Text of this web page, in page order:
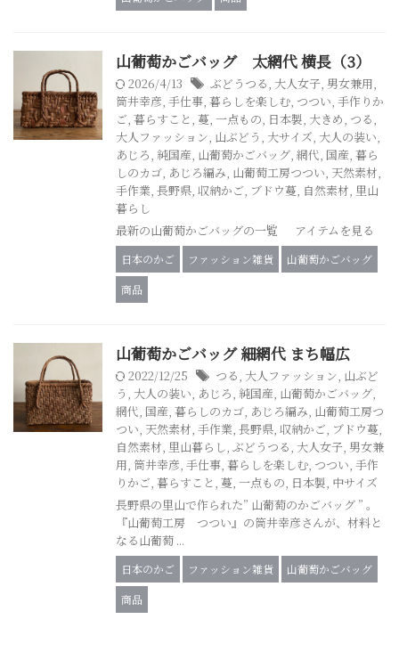
山葡萄かごバッグ 太網代 横長（3）
2026/4/13 ぶどうつる, 大人女子, 男女兼用,
筒井幸彦, 手仕事, 暮らしを楽しむ, つつい, 手作りか
ご, 暮らすこと, 蔓, 一点もの, 日本製, 大きめ, つる,
大人ファッション, 山ぶどう , 大サイズ, 大人の装い,
あじろ, 純国産, 山葡萄かごバッグ, 網代, 国産, 暮ら
しのカゴ, あじろ編み, 山葡萄工房つつい, 天然素材,
手作業, 長野県, 収納かご, ブドウ蔓, 自然素材, 里山
暮らし
最新の山葡萄かごバッグの一覧 アイテムを見る
日本のかご ファッション雑貨
山葡萄かごバッグ
商品
山葡萄かごバッグ 細網代 まち幅広
2022/12/25 つる, 大人ファッション, 山ぶど
う , 大人の装い, あじろ, 純国産, 山葡萄かごバッグ,
網代, 国産, 暮らしのカゴ, あじろ編み, 山葡萄工房つ
つい, 天然素材, 手作業, 長野県, 収納かご, ブドウ蔓,
自然素材, 里山暮らし, ぶどうつる, 大人女子, 男女兼
用, 筒井幸彦, 手仕事, 暮らしを楽しむ, つつい, 手作
りかご, 暮らすこと, 蔓, 一点もの, 日本製, 中サイズ
長野県の里山で作られた” 山葡萄のかごバッグ ” 。
『山葡萄工房 つつい』の筒井幸彦さんが、材料と
なる山葡萄 ...
日本のかご ファッション雑貨
山葡萄かごバッグ
商品